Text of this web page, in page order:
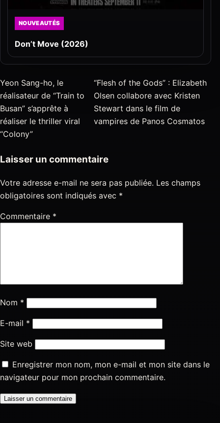
NOUVEAUTÉS
Don’t Move (2026)
Yeon Sang-ho, le
réalisateur de “Train to
Busan” s’apprête à
réaliser le thriller viral
“Colony”
“Flesh of the Gods” : Elizabeth
Olsen collabore avec Kristen
Stewart dans le film de
vampires de Panos Cosmatos
Laisser un commentaire
Votre adresse e-mail ne sera pas publiée. Les champs
obligatoires sont indiqués avec *
Commentaire *
Nom *
E-mail *
Site web
Enregistrer mon nom, mon e-mail et mon site dans le
navigateur pour mon prochain commentaire.